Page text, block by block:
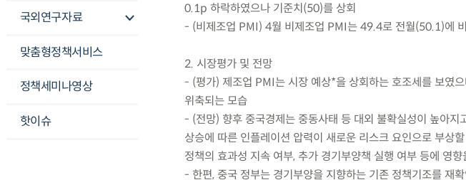
국외연구자료
맞춤형정책서비스
정책세미나영상
핫이슈
0.1p 하락하였으나 기준치(50)를 상회
- (비제조업 PMI) 4월 비제조업 PMI는 49.4로 전월(50.1)에
2. 시장평가 및 전망
- (평가) 제조업 PMI는 시장 예상*을 상회하는 호조세를 보였
위축되는 모습
- (전망) 향후 중국경제는 중동사태 등 대외 불확실성이 높아지
상승에 따른 인플레이션 압력이 새로운 리스크 요인으로 부상
정책의 효과성 지속 여부, 추가 경기부양책 실행 여부 등에 영
- 한편, 중국 정부는 경기부양을 지향하는 기존 정책기조를 재